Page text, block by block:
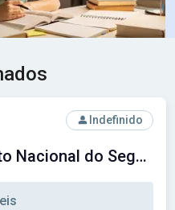
Nacional do Seguro Social
Indefinido
INSS - Instituto Nacional do Seguro Social